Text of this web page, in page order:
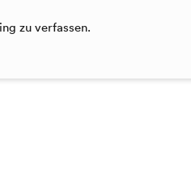
zu verfassen.